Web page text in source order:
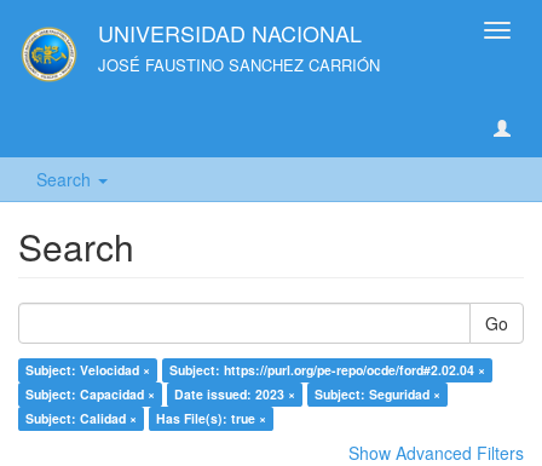
UNIVERSIDAD NACIONAL
JOSÉ FAUSTINO SANCHEZ CARRIÓN
Search
Search
Go
Subject: Velocidad ×
Subject: https://purl.org/pe-repo/ocde/ford#2.02.04 ×
Subject: Capacidad ×
Date issued: 2023 ×
Subject: Seguridad ×
Subject: Calidad ×
Has File(s): true ×
Show Advanced Filters